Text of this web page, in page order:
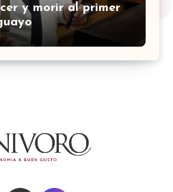
y morir al primer